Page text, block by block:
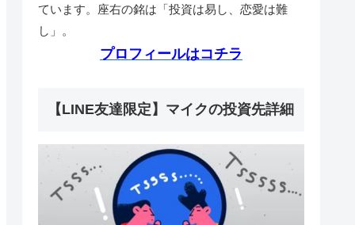
ています。座右の銘は「投資は易し、恋愛は難
し」。
プロフィールはコチラ
【LINE友達限定】マイクの投資先詳細